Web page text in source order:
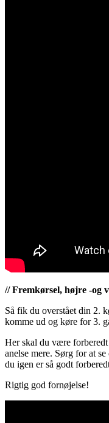
// Fremkørsel, højre -og
Så fik du overstået din 2.
komme ud og køre for 3.
Her skal du være
anelse mere. Sørg for at
du igen er så godt
Rigtig god fornøjelse!